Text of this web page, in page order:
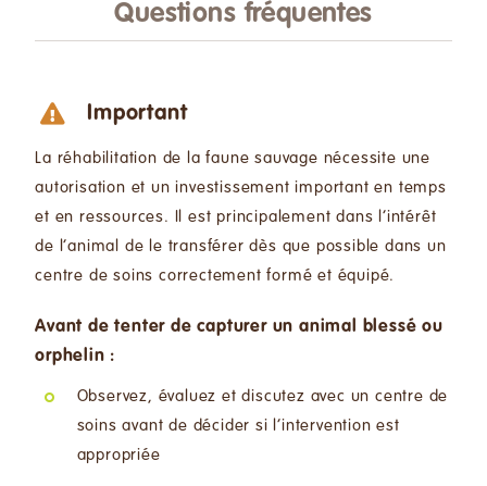
Questions fréquentes
Important
La réhabilitation de la faune sauvage nécessite une
autorisation et un investissement important en temps
et en ressources. Il est principalement dans l’intérêt
de l’animal de le transférer dès que possible dans un
centre de soins correctement formé et équipé.
Avant de tenter de capturer un animal blessé ou
orphelin :
Observez, évaluez et discutez avec un centre de
soins avant de décider si l’intervention est
appropriée